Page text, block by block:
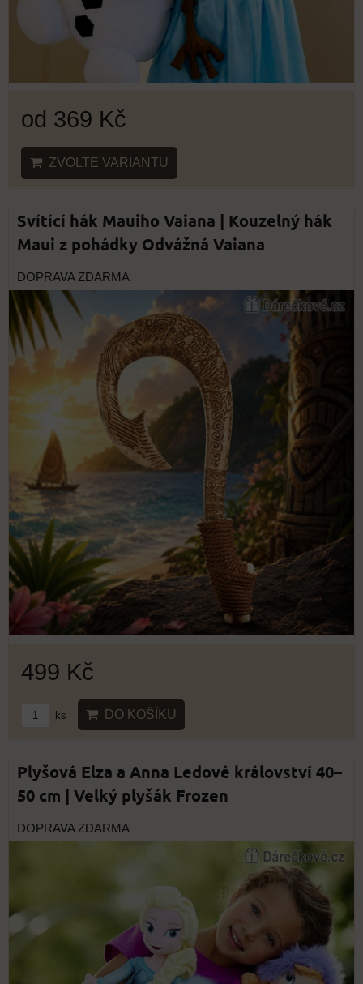
od 369 Kč
ZVOLTE VARIANTU
Svítící hák Mauiho Vaiana | Kouzelný hák
Maui z pohádky Odvážná Vaiana
DOPRAVA ZDARMA
499 Kč
ks DO KOŠÍKU
Plyšová Elza a Anna Ledové království 40–
50 cm | Velký plyšák Frozen
DOPRAVA ZDARMA